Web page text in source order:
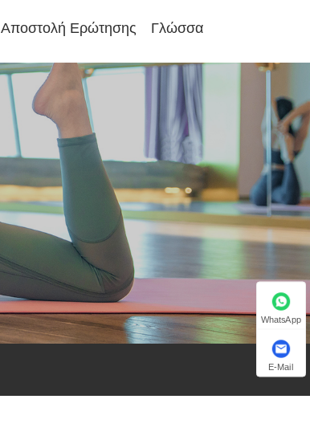
Αποστολή Ερώτησης Γλώσσα
WhatsApp
E-Mail